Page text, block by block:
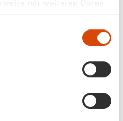
bereitgestellt haben oder